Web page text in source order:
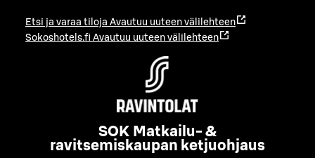
Etsi ja varaa tiloja Avautuu uuteen välilehteen
Sokoshotels.fi Avautuu uuteen välilehteen
SOK Matkailu- &
ravitsemiskaupan ketjuohjaus